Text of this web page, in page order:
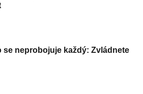
se neprobojuje každý: Zvládnete